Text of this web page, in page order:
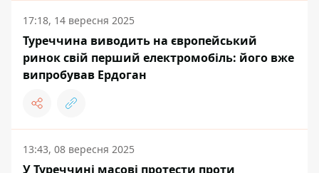
17:18, 14 вересня 2025
Туреччина виводить на європейський
ринок свій перший електромобіль: його вже
випробував Ердоган
13:43, 08 вересня 2025
У Туреччині масові протести проти